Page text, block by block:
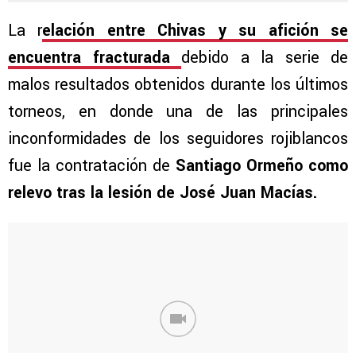
La relación entre Chivas y su afición se
encuentra fracturada debido a la serie de
malos resultados obtenidos durante los últimos
torneos, en donde una de las principales
inconformidades de los seguidores rojiblancos
fue la contratación de Santiago Ormeño como
relevo tras la lesión de José Juan Macías.